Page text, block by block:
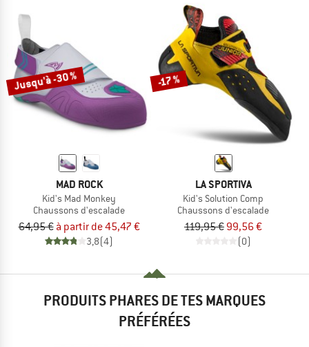
Jusqu'à -30 %
MAD ROCK
Kid's Mad Monkey
Chaussons d'escalade
64,95 € à partir de 45,47 €
3,8(4)
-17 %
LA SPORTIVA
Kid's Solution Comp
Chaussons d'escalade
119,95 € 99,56 €
(0)
PRODUITS PHARES DE TES MARQUES
PRÉFÉRÉES